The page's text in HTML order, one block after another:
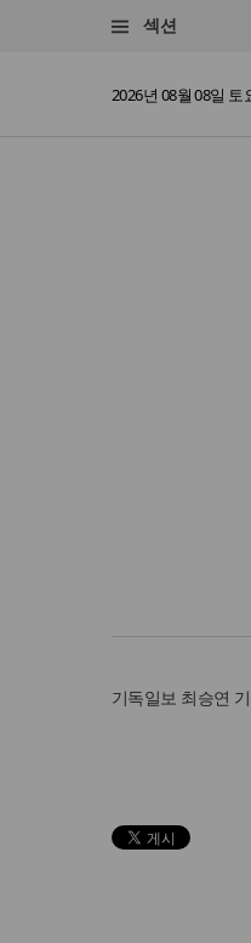
섹션
2026년 08월 08일 토
기독일보 최승연